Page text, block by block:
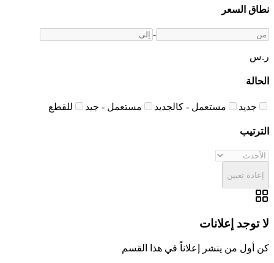
نطاق السعر
-
ر.س
الحالة
جديد مستعمل - كالجديد مستعمل - جيد للقطع
الترتيب
إعادة تعيين
لا توجد إعلانات
كن أول من ينشر إعلاناً في هذا القسم